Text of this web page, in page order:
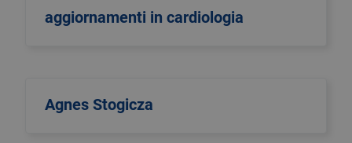
aggiornamenti in cardiologia
Agnes Stogicza